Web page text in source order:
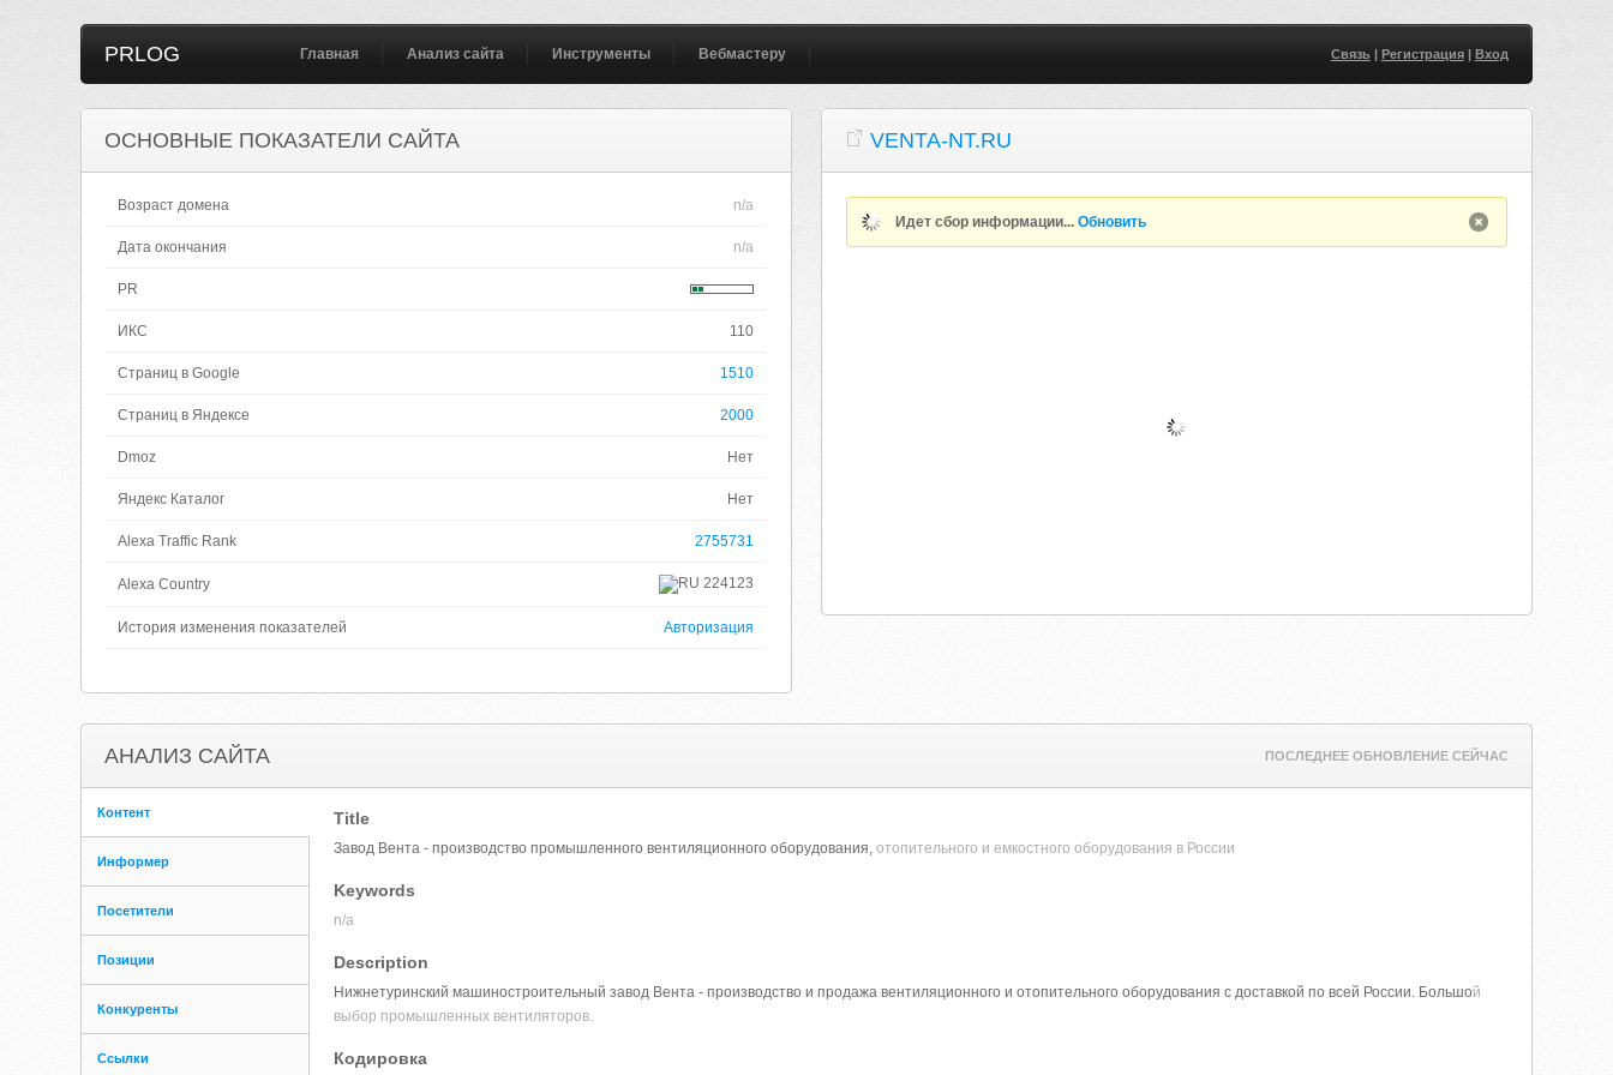
PRLOG Главная Анализ сайта Инструменты Вебмастеру Связь| Регистрация| Вход
ОСНОВНЫЕ ПОКАЗАТЕЛИ САЙТА
Возраст домена n/a
Дата окончания n/a
PR
ИКС 110
Страниц в Google 1510
Страниц в Яндексе 2000
Dmoz Нет
Яндекс Каталог Нет
Alexa Traffic Rank 2755731
Alexa Country 224123
История изменения показателей Авторизация
VENTA-NT.RU
Идет сбор информации...Обновить
АНАЛИЗ САЙТА ПОСЛЕДНЕЕ ОБНОВЛЕНИЕ СЕЙЧАС
Контент
Информер
Посетители
Позиции
Конкуренты
Ссылки
Title
Завод Вента - производство промышленного вентиляционного оборудования, отопительного и емкостного оборудования в России
Keywords
n/a
Description
Нижнетуринский машиностроительный завод Вента - производство и продажа вентиляционного и отопительного оборудования с доставкой по всей России. Большой
выбор промышленных вентиляторов.
Кодировка